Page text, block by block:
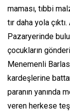
maması, tıbbi
tır daha yola
Pazaryerinde
çocukların
Menemenli
kardeşlerine
paranın yanında
veren herkese